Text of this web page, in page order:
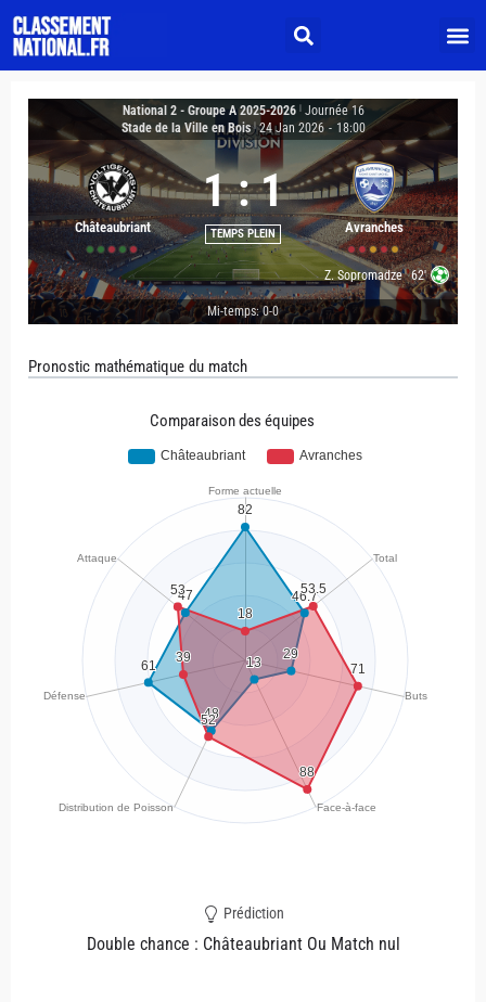
National 2 - Groupe A 2025-2026
Journée 16
Stade de la Ville en Bois 24 Jan 2026 - 18:00
Châteaubriant
1 : 1
TEMPS PLEIN Avranches
Z. Sopromadze 62'
Mi-temps: 0-0
Pronostic mathématique du match
Comparaison des équipes
Prédiction
Double chance : Châteaubriant Ou Match nul